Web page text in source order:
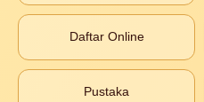
Daftar Online
Pustaka